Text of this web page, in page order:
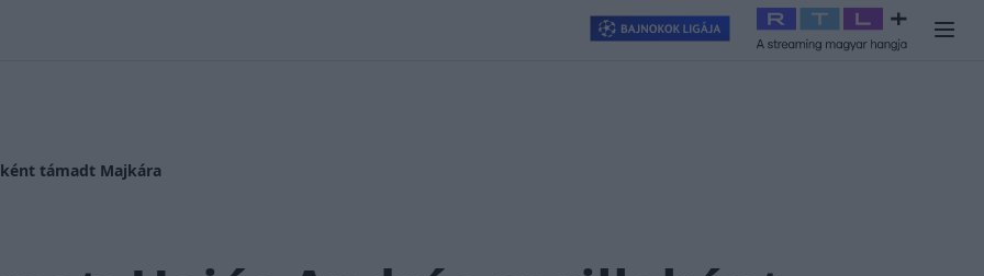
RTL+ #Exek csatája 2026 #Celeb vagyok, ments
támadt Majkára